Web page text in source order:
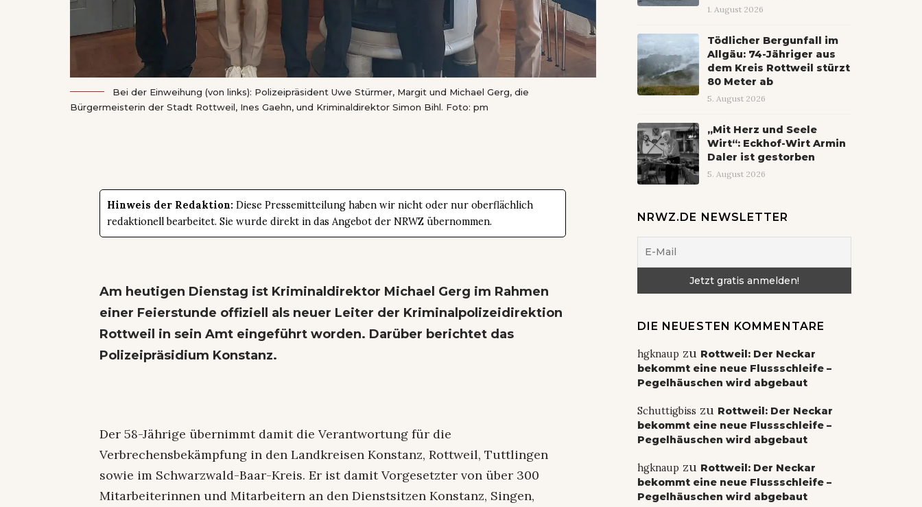
Bei der Einweihung (von links): Polizeipräsident Uwe Stürmer, Margit und Michael Gerg, die
Bürgermeisterin der Stadt Rottweil, Ines Gaehn, und Kriminaldirektor Simon Bihl. Foto: pm
Hinweis der Redaktion: Diese Pressemitteilung haben wir nicht oder nur oberflächlich
redaktionell bearbeitet. Sie wurde direkt in das Angebot der NRWZ übernommen.
Am heutigen Dienstag ist Kriminaldirektor Michael Gerg im Rahmen
einer Feierstunde offiziell als neuer Leiter der Kriminalpolizeidirektion
Rottweil in sein Amt eingeführt worden. Darüber berichtet das
Polizeipräsidium Konstanz.
Der 58-Jährige übernimmt damit die Verantwortung für die
Verbrechensbekämpfung in den Landkreisen Konstanz, Rottweil, Tuttlingen
sowie im Schwarzwald-Baar-Kreis. Er ist damit Vorgesetzter von über 300
Mitarbeiterinnen und Mitarbeitern an den Dienstsitzen Konstanz, Singen,
1. August 2026
Tödlicher Bergunfall im
Allgäu: 74-Jähriger aus
dem Kreis Rottweil stürzt
80 Meter ab
5. August 2026
„Mit Herz und Seele
Wirt“: Eckhof-Wirt Armin
Daler ist gestorben
5. August 2026
NRWZ.DE NEWSLETTER
DIE NEUESTEN KOMMENTARE
hgknaupzu Rottweil: Der Neckar
bekommt eine neue Flussschleife –
Pegelhäuschen wird abgebaut
Schuttigbiss zu Rottweil: Der Neckar
bekommt eine neue Flussschleife –
Pegelhäuschen wird abgebaut
hgknaupzu Rottweil: Der Neckar
bekommt eine neue Flussschleife –
Pegelhäuschen wird abgebaut